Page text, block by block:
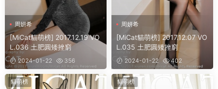
周妍希
[MiCat貓萌榜] 2017.12.19 VO
L.036 土肥圓矮挫窮
2024-01-22 356
周妍希
[MiCat貓萌榜] 2017.12.07 VO
L.035 土肥圓矮挫窮
2024-01-22 402
貓萌榜 貓萌榜